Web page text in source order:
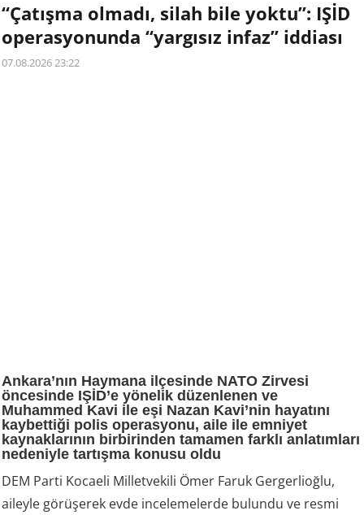
“Çatışma olmadı, silah bile yoktu”: IŞİD
operasyonunda “yargısız infaz” iddiası
07.08.2026 23:22
Ankara’nın Haymana ilçesinde NATO Zirvesi
öncesinde IŞİD’e yönelik düzenlenen ve
Muhammed Kavi ile eşi Nazan Kavi’nin hayatını
kaybettiği polis operasyonu, aile ile emniyet
kaynaklarının birbirinden tamamen farklı anlatımları
nedeniyle tartışma konusu oldu
DEM Parti Kocaeli Milletvekili Ömer Faruk Gergerlioğlu,
aileyle görüşerek evde incelemelerde bulundu ve resmi